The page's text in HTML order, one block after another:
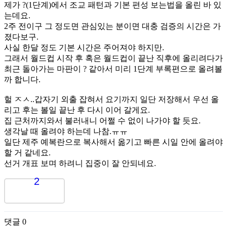
제가 ?(1단계)에서 조교 패턴과 기본 편성 보는법을 올린 바 있
는데요.
2주 전이구 그 정도면 관심있는 분이면 대충 검증의 시간은 가
졌다보구.
사실 한달 정도 기본 시간은 주어져야 하지만.
그래서 월드컵 시작 후 혹은 월드컵이 끝난 직후에 올리려다가
최근 돌아가는 마판이 ? 같아서 미리 1단계 부록편으로 올려볼
까 합니다.
헐 ㅈㅅ..갑자기 외출 잡혀서 요기까지 일단 저장해서 우선 올
리고 후는 볼일 끝난 후 다시 이어 갈게요.
집 근처까지와서 불러내니 어쩔 수 없이 나가야 할 듯요.
생각날 때 올려야 하는데 나참.ㅠㅠ
일단 제주 예복란으로 복사해서 옮기고 빠른 시일 안에 올려야
할 거 같네요.
선거 개표 보며 하려니 집중이 잘 안되네요.
2
댓글 0